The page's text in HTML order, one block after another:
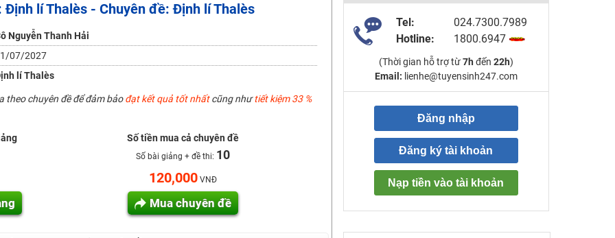
ít nhất 25 điểm
(Từ 16-18/07/2025)
2018
lai!
viên giỏi và nổi tiếng
Định lí Thalès - Chuyên đề: Định lí Thalès
Nguyễn Thanh Hải
07/2027
lí Thalès
theo chuyên đề để đảm bảođạt kết quả tốt nhấtcũng nhưtiết kiệm 33 %
Số tiền mua cả chuyên đề
Số bài giảng + đề thi: 10
120,000 VNĐ
Mua chuyên đề
Tel:
024.7300.7989
Hotline:
1800.6947
(Thời gian hỗ trợ từ7h đến 22h)
Email: lienhe@tuyensinh247.com
Đăng nhập
Đăng ký tài khoản
Nạp tiền vào tài khoản